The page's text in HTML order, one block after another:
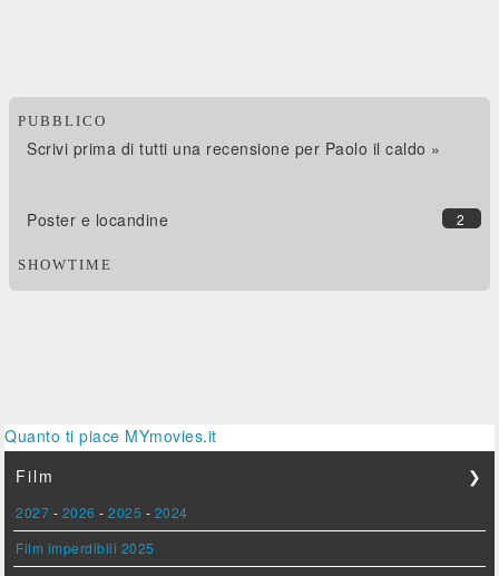
PUBBLICO
Scrivi prima di tutti una recensione per Paolo il caldo »
2
Poster e locandine
SHOWTIME
Quanto ti piace MYmovies.it
Film
❯
2027 - 2026 -2025 - 2024
Film imperdibili 2025